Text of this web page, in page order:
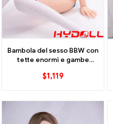
Bambola del sesso BBW con
tette enormi e gambe
$1,119